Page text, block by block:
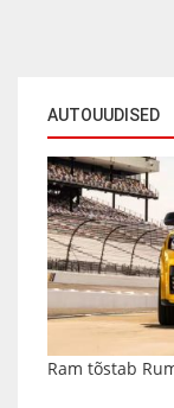
AUTOUUDISED
Ram tõstab